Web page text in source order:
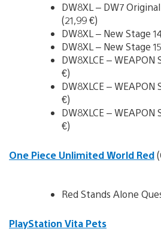
DW8XL – DW7
(21,99 €)
DW8XL – New Stage
DW8XL – New Stage
DW8XLCE – WEAPON
€)
DW8XLCE – WEAPON
€)
DW8XLCE – WEAPON
€)
One Piece Unlimited World Red
Red Stands Alone
PlayStation Vita Pets